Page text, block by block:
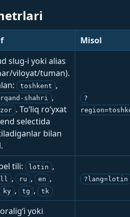
Misol
slug-i yoki alias
viloyat/tuman).
toshkent ,
shahri ,
. To‘liq ro‘yxat
selectida
bilan
?
tili: lotin ,
, ru , en ,
ky , tg , tk
?lang=lotin
yoki